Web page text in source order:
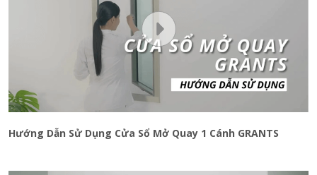
Hướng Dẫn Sử Dụng Cửa Sổ Mở Quay 1 Cánh GRANTS